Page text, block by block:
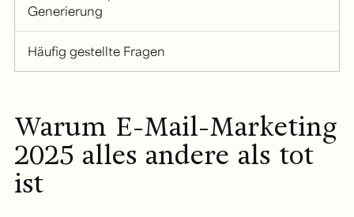
Generierung
Häufig gestellte Fragen
Warum E-Mail-Marketing
2025 alles andere als tot
ist